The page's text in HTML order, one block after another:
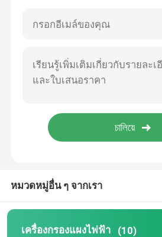
เครื่องกรอง IR Bandpass
เครื่องกรอง UV Bandpass
เครื่องกรองเครื่องวิเคราะห์ชีวเคมี
ไฟล์เตอร์บานด์พาสที่มองเห็นได้
หมวดหมู่อื่น ๆ จากเรา
เครื่องกรองแผงไฟฟ้า (10)